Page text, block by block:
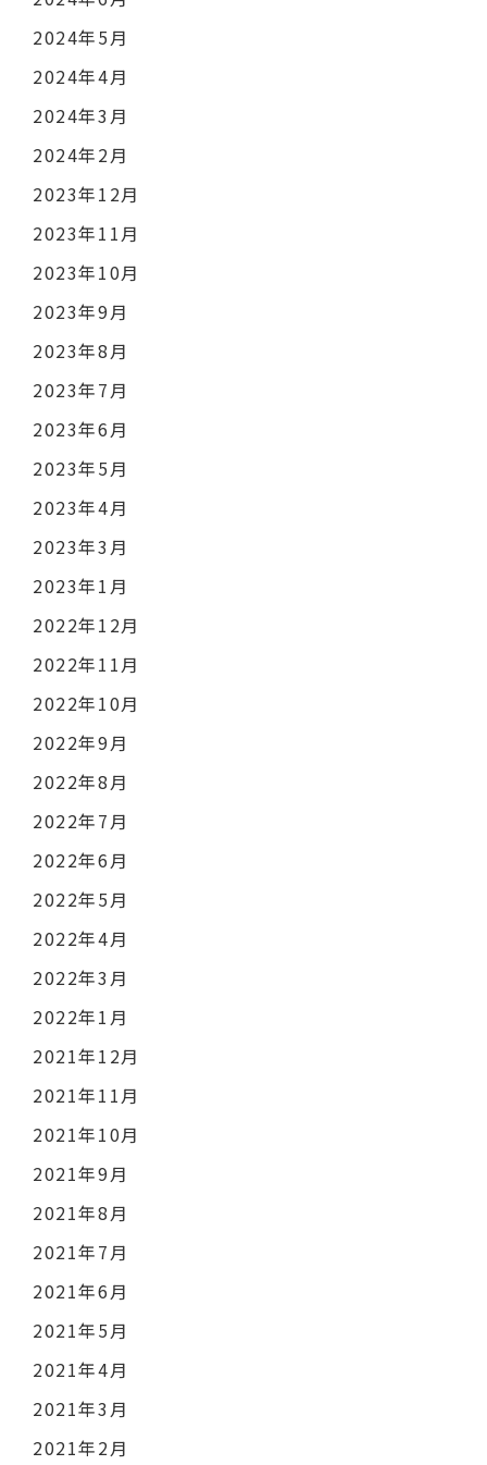
2024年5月
2024年4月
2024年3月
2024年2月
2023年12月
2023年11月
2023年10月
2023年9月
2023年8月
2023年7月
2023年6月
2023年5月
2023年4月
2023年3月
2023年1月
2022年12月
2022年11月
2022年10月
2022年9月
2022年8月
2022年7月
2022年6月
2022年5月
2022年4月
2022年3月
2022年1月
2021年12月
2021年11月
2021年10月
2021年9月
2021年8月
2021年7月
2021年6月
2021年5月
2021年4月
2021年3月
2021年2月